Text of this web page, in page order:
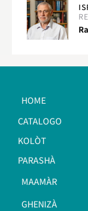
HOME
CATALOGO
KOLÒT
PARASHÀ
MAAMÀR
GHENIZÀ